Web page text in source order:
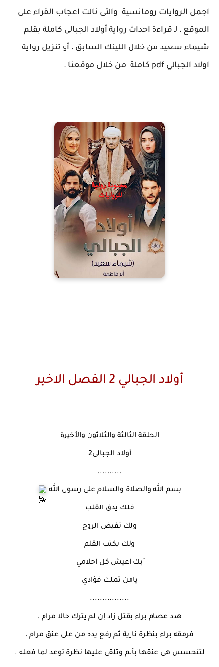
اجمل الروايات رومانسية والتى نالت اعجاب القراء على
الموقع ، لـ قراءة احداث رواية أولاد الجبالى كاملة بقلم
شيماء سعيد من خلال اللينك السابق ، أو تنزيل رواية
اولاد الجبالي pdf كاملة من خلال موقعنا .
أولاد الجبالي 2 الفصل الاخير
الحلقة الثالثة والثلاثون والأخيرة
أولاد الجبالى2
..........
بسم الله والصلاة والسلام على رسول الله
فلك يدق القلب
ولك تفيض الروح
ولك يكتب القلم
َبك اعيش كل احلامي
يامن تملك فؤادي
................
هدد عصام براء بقتل زاد إن لم يترك حالا مرام .
فرمقه براء بنظرة نارية ثم رفع يده من على عنق مرام ،
لتتحسس هى عنقها بألم وتلقى عليها نظرة توعد لما فعله .